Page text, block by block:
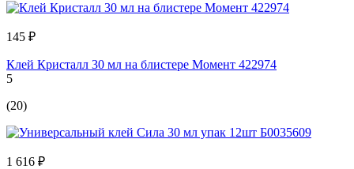
145 ₽
Клей Кристалл 30 мл на блистере Момент 422974
5
(20)
1 616 ₽